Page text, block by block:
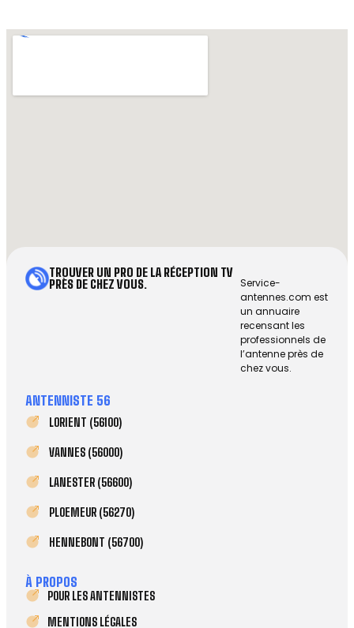
TROUVER UN PRO DE LA RÉCEPTION TV
PRÈS DE CHEZ VOUS.
Service-
antennes.com est
un annuaire
recensant les
professionnels de
l’antenne près de
chez vous.
ANTENNISTE 56
LORIENT (56100)
VANNES (56000)
LANESTER (56600)
PLOEMEUR (56270)
HENNEBONT (56700)
À PROPOS
POUR LES ANTENNISTES
MENTIONS LÉGALES